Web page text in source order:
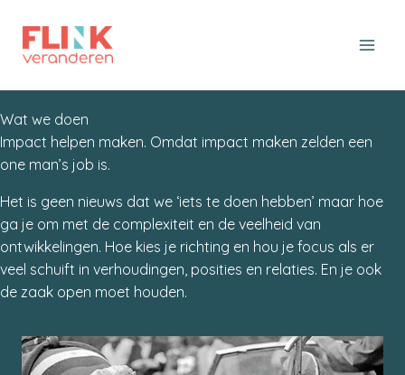
naar
Wat we doen
Impact helpen maken. Omdat impact maken zelden een
one man’s job is.
Het is geen nieuws dat we ‘iets te doen hebben’ maar hoe
ga je om met de complexiteit en de veelheid van
ontwikkelingen. Hoe kies je richting en hou je focus als er
veel schuift in verhoudingen, posities en relaties. En je ook
de zaak open moet houden.